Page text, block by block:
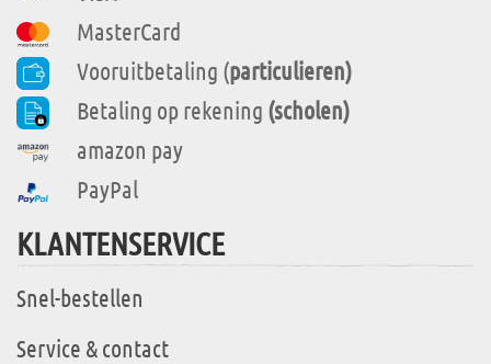
MasterCard
Vooruitbetaling (particulieren)
Betaling op rekening (scholen)
amazon pay
PayPal
KLANTENSERVICE
Snel-bestellen
Service & contact